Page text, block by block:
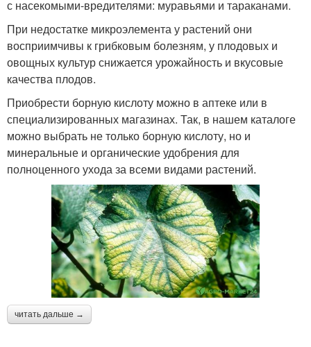
с насекомыми-вредителями: муравьями и тараканами.
При недостатке микроэлемента у растений они
восприимчивы к грибковым болезням, у плодовых и
овощных культур снижается урожайность и вкусовые
качества плодов.
Приобрести борную кислоту можно в аптеке или в
специализированных магазинах. Так, в нашем каталоге
можно выбрать не только борную кислоту, но и
минеральные и органические удобрения для
полноценного ухода за всеми видами растений.
читать дальше →